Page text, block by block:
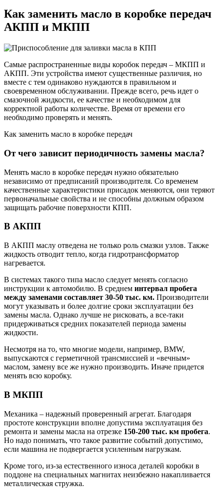
Как заменить масло в коробке передач
АКПП и МКПП
Самые распространенные виды коробок передач – МКПП и
АКПП. Эти устройства имеют существенные различия, но
вместе с тем одинаково нуждаются в правильном и
своевременном обслуживании. Прежде всего, речь идет о
смазочной жидкости, ее качестве и необходимом для
корректной работы количестве. Время от времени его
необходимо проверять и менять.
Как заменить масло в коробке передач
От чего зависит периодичность замены масла?
Менять масло в коробке передач нужно обязательно
независимо от предписаний производителя. Со временем
качественные характеристики присадок меняются, они теряют
первоначальные свойства и не способны должным образом
защищать рабочие поверхности КПП.
В АКПП
В АКПП маслу отведена не только роль смазки узлов. Также
жидкость отводит тепло, когда гидротрансформатор
нагревается.
В системах такого типа масло следует менять согласно
инструкции к автомобилю. В среднем интервал пробега
между заменами составляет 30-50 тыс. км. Производители
могут указывать и более долгие сроки эксплуатации без
замены масла. Однако лучше не рисковать, а все-таки
придерживаться средних показателей периода замены
жидкости.
Несмотря на то, что многие модели, например, BMW,
выпускаются с герметичной трансмиссией и «вечным»
маслом, замену все же нужно производить. Иначе придется
менять всю коробку.
В МКПП
Механика – надежный проверенный агрегат. Благодаря
простоте конструкции вполне допустима эксплуатация без
ремонта и замены масла на отрезке 150-200 тыс. км пробега.
Но надо понимать, что такое развитие событий допустимо,
если машина не подвергается усиленным нагрузкам.
Кроме того, из-за естественного износа деталей коробки в
поддоне на специальных магнитах неизбежно накапливается
металлическая стружка.